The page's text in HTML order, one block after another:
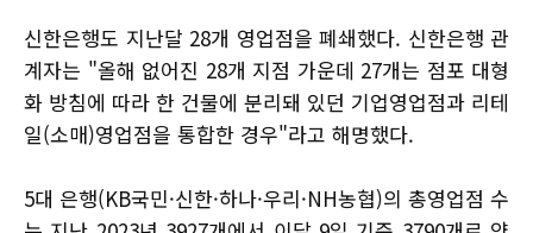
신한은행도 지난달 28개 영업점을 폐쇄했다. 신한은행 관
계자는 "올해 없어진 28개 지점 가운데 27개는 점포 대형
화 방침에 따라 한 건물에 분리돼 있던 기업영업점과 리테
일(소매)영업점을 통합한 경우"라고 해명했다.
5대 은행(KB국민·신한·하나·우리·NH농협)의 총영업점 수